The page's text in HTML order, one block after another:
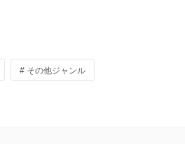
# その他ジャンル